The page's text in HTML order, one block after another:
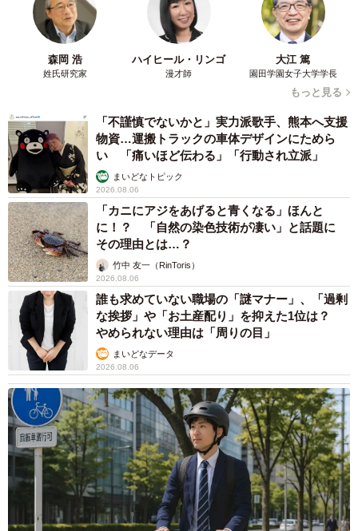
森岡 浩
姓氏研究家
ハイヒール・リンゴ
漫才師
大江 篤
園田学園女子大学学長
もっと見る
「不謹慎でないかと」実力派歌手、熊本へ支援
物資…運搬トラックの車体デザインにためら
い 「痛いほど伝わる」「行動され立派」
まいどなトピック
2026.08.06
「カニにアジをあげると青くなる」ほんと
に！？ 「自然の染色技術が凄い」と話題に
その理由とは…？
竹中 友一（RinToris）
2026.08.06
誰も求めていない職場の「謎マナー」、「過剰
な挨拶」や「お土産配り」を抑えた1位は？
やめられない理由は「周りの目」
まいどなデータ
2026.08.06